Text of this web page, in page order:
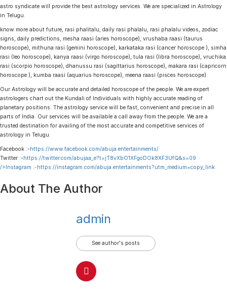
astro syndicate will provide the best astrology services. We are specialized in Astrology
in Telugu.
know more about future, rasi phalitalu, daily rasi phalalu, rasi phalalu videos, zodiac
signs, daily predictions, mesha raasi (aries horoscope), vrushaba raasi (taurus
horoscope), mithuna rasi (gemini horoscope), karkataka rasi (cancer horoscope ), simha
rasi (leo horoscope), kanya raasi (virgo horoscope), tula rasi (libra horoscope), vruchika
rasi (scorpio horoscope), dhanussu rasi (sagittarius horoscope), makara rasi (capricorn
horoscope ), kumba raasi (aquarius horoscope), meena raasi (pisces horoscope)
Our Astrology will be accurate and detailed horoscope of the people. We are expert
astrologers chart out the Kundali of Individuals with highly accurate reading of
planetary positions. The astrology service will be fast, convenient and precise in all
parts of India. Our services will be available a call away from the people. We are a
trusted destination for availing of the most accurate and competitive services of
astrology in Telugu.
Facebook :-https://www.facebook.com/abuja.entertainments/
Twitter :-https://twitter.com/abujaa_e?t=jT8vXbO1XFgoDOk8XF3UfQ&s=09
/>Instagram :-https://instagram.com/abuja.entertainments?utm_medium=copy_link
About The Author
admin
See author's posts